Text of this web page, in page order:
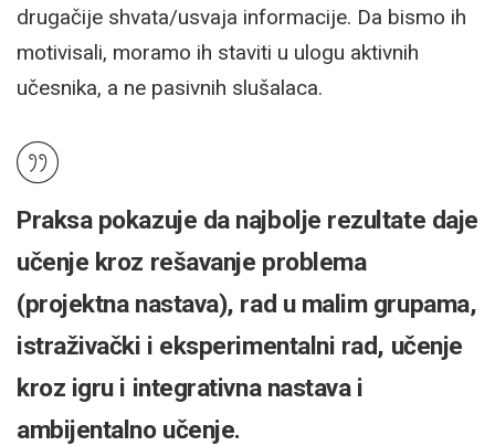
drugačije shvata/usvaja informacije. Da bismo ih
motivisali, moramo ih staviti u ulogu aktivnih
učesnika, a ne pasivnih slušalaca.
Praksa pokazuje da najbolje rezultate daje
učenje kroz rešavanje problema
(projektna nastava), rad u malim grupama,
istraživački i eksperimentalni rad, učenje
kroz igru i integrativna nastava i
ambijentalno učenje.